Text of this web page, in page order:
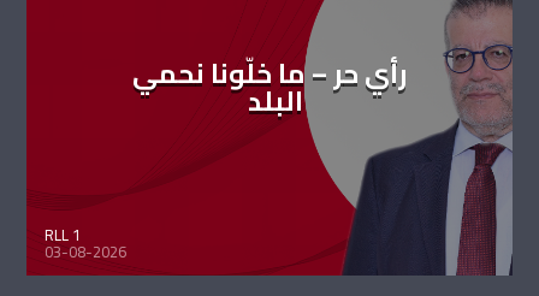
رأي حر – ما خلّونا نحمي
البلد
RLL 1
03-08-2026